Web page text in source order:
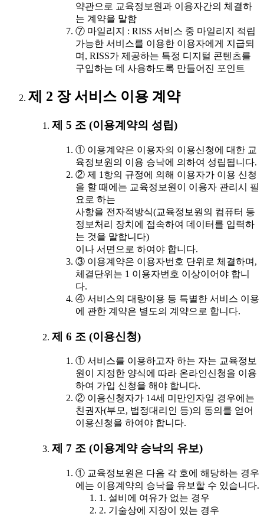
약관으로 교육정보원과 이용자간의 체결하
는 계약을 말함
⑦ 마일리지 : RISS 서비스 중 마일리지 적립
가능한 서비스를 이용한 이용자에게 지급되
며, RISS가 제공하는 특정 디지털 콘텐츠를
구입하는 데 사용하도록 만들어진 포인트
제 2 장 서비스 이용 계약
제 5 조 (이용계약의 성립)
① 이용계약은 이용자의 이용신청에 대한 교
육정보원의 이용 승낙에 의하여 성립됩니다.
② 제 1항의 규정에 의해 이용자가 이용 신청
을 할 때에는 교육정보원이 이용자 관리시 필
요로 하는
사항을 전자적방식(교육정보원의 컴퓨터 등
정보처리 장치에 접속하여 데이터를 입력하
는 것을 말합니다)
이나 서면으로 하여야 합니다.
③ 이용계약은 이용자번호 단위로 체결하며,
체결단위는 1 이용자번호 이상이어야 합니
다.
④ 서비스의 대량이용 등 특별한 서비스 이용
에 관한 계약은 별도의 계약으로 합니다.
제 6 조 (이용신청)
① 서비스를 이용하고자 하는 자는 교육정보
원이 지정한 양식에 따라 온라인신청을 이용
하여 가입 신청을 해야 합니다.
② 이용신청자가 14세 미만인자일 경우에는
친권자(부모, 법정대리인 등)의 동의를 얻어
이용신청을 하여야 합니다.
제 7 조 (이용계약 승낙의 유보)
① 교육정보원은 다음 각 호에 해당하는 경우
에는 이용계약의 승낙을 유보할 수 있습니다.
1. 설비에 여유가 없는 경우
2. 기술상에 지장이 있는 경우